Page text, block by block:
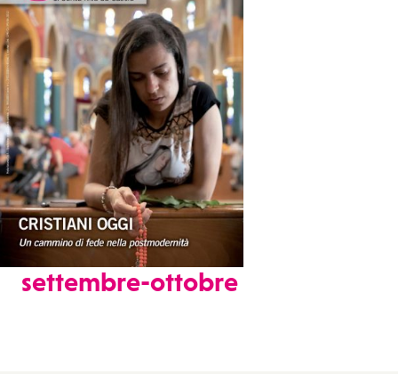
settembre-ottobre